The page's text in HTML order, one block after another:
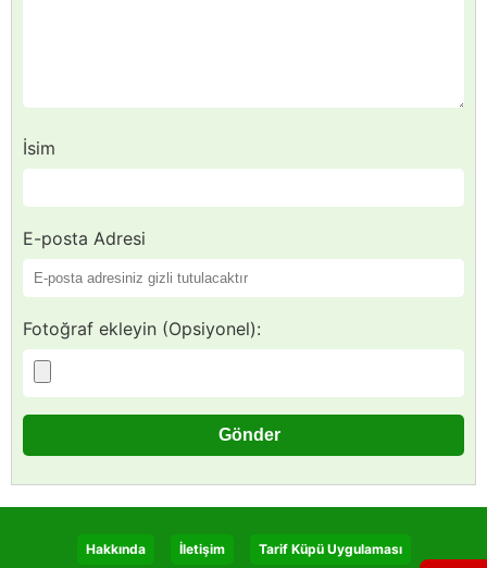
İsim
E-posta Adresi
Fotoğraf ekleyin (Opsiyonel):
Hakkında İletişim Tarif Küpü Uygulaması